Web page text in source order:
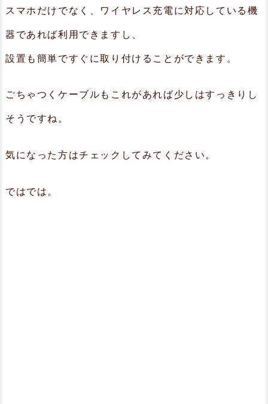
スマホだけでなく、ワイヤレス充電に対応している機
器であれば利用できますし、
設置も簡単ですぐに取り付けることができます。
ごちゃつくケーブルもこれがあれば少しはすっきりし
そうですね。
気になった方はチェックしてみてください。
ではでは。